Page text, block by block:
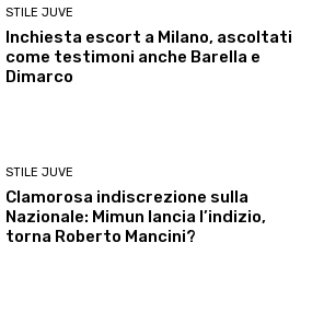
STILE JUVE
Inchiesta escort a Milano, ascoltati
come testimoni anche Barella e
Dimarco
STILE JUVE
Clamorosa indiscrezione sulla
Nazionale: Mimun lancia l’indizio,
torna Roberto Mancini?